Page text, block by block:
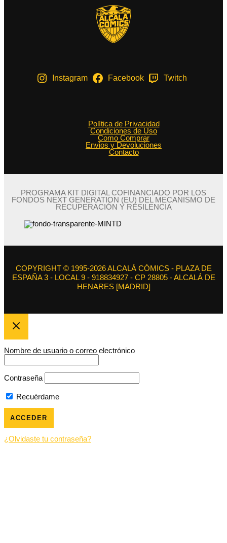
Instagram Facebook Twitch
Política de Privacidad
Condiciones de Uso
Como Comprar
Envios y Devoluciones
Contacto
PROGRAMA KIT DIGITAL COFINANCIADO POR LOS
FONDOS NEXT GENERATION (EU) DEL MECANISMO DE
RECUPERACIÓN Y RESILENCIA
COPYRIGHT © 1995-2026 ALCALÁ CÓMICS - PLAZA DE
ESPAÑA 3 - LOCAL 9 - 918834927 - CP 28805 - ALCALÁ DE
HENARES [MADRID]
Nombre de usuario o correo electrónico
Contraseña
Recuérdame
¿Olvidaste tu contraseña?